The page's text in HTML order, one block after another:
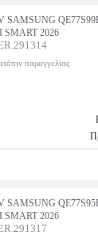
SAMSUNG
SMART 2026
παραγγελίας
SAMSUNG
SMART 2026